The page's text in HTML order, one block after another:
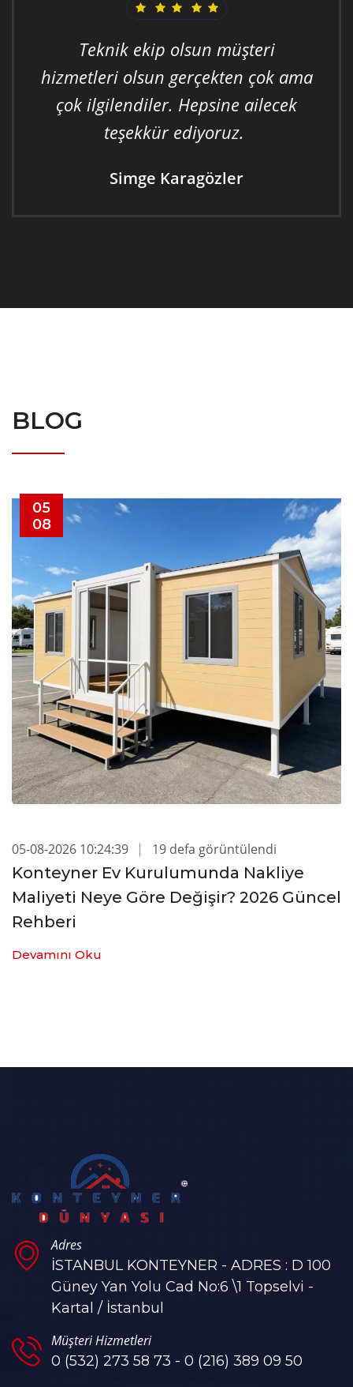
Teknik ekip olsun müşteri
hizmetleri olsun gerçekten çok ama
çok ilgilendiler. Hepsine ailecek
teşekkür ediyoruz.
Simge Karagözler
BLOG
05
08
05-08-2026 10:24:39 19 defa görüntülendi
Konteyner Ev Kurulumunda Nakliye
Maliyeti Neye Göre Değişir? 2026 Güncel
Rehberi
Devamını Oku
Adres
İSTANBUL KONTEYNER - ADRES : D 100
Güney Yan Yolu Cad No:6 \1 Topselvi -
Kartal / İstanbul
Müşteri Hizmetleri
0 (532) 273 58 73 - 0 (216) 389 09 50